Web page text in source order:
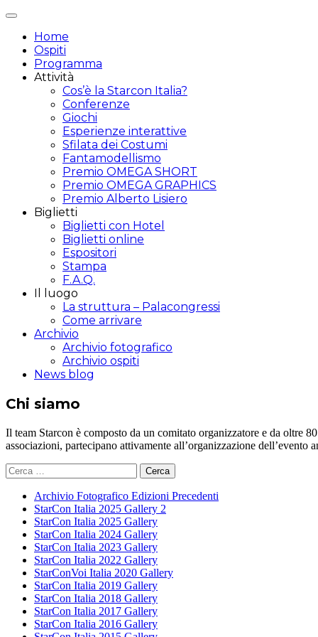
Attiva/disattiva
navigazione
Home
Ospiti
Programma
Attività
Cos’è la Starcon Italia?
Conferenze
Giochi
Esperienze interattive
Sfilata dei Costumi
Fantamodellismo
Premio OMEGA SHORT
Premio OMEGA GRAPHICS
Premio Alberto Lisiero
Biglietti
Biglietti con Hotel
Biglietti online
Espositori
Stampa
F.A.Q.
Il luogo
La struttura – Palacongressi
Come arrivare
Archivio
Archivio fotografico
Archivio ospiti
News blog
Chi siamo
Il team Starcon è composto da un comitato organizzatore e da oltre
associazioni, partecipano attivamente all’organizzazione
Ricerca
per:
Archivio Fotografico Edizioni Precedenti
StarCon Italia 2025 Gallery 2
StarCon Italia 2025 Gallery
StarCon Italia 2024 Gallery
StarCon Italia 2023 Gallery
StarCon Italia 2022 Gallery
StarConVoi Italia 2020 Gallery
StarCon Italia 2019 Gallery
StarCon Italia 2018 Gallery
StarCon Italia 2017 Gallery
StarCon Italia 2016 Gallery